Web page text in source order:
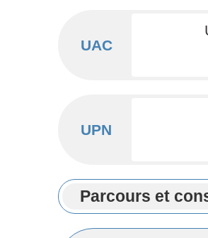
UAC
UPN
Parcours et